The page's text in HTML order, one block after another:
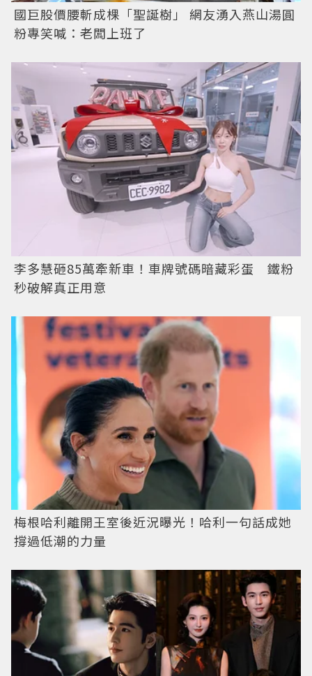
國巨股價腰斬成棵「聖誕樹」 網友湧入燕山湯圓
粉專笑喊：老闆上班了
李多慧砸85萬牽新車！車牌號碼暗藏彩蛋 鐵粉
秒破解真正用意
梅根哈利離開王室後近況曝光！哈利一句話成她
撐過低潮的力量